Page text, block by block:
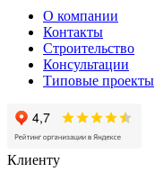
О компании
Контакты
Строительство
Консультации
Типовые проекты
Клиенту